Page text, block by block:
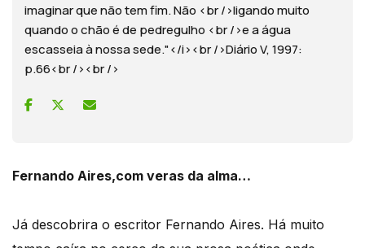
imaginar que não tem fim. Não <br />ligando muito
quando o chão é de pedregulho <br />e a água
escasseia à nossa sede."</i><br />Diário V, 1997:
p.66<br /><br />
Fernando Aires,com veras da alma…
Já descobrira o escritor Fernando Aires. Há muito